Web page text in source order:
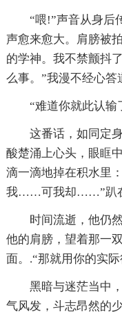
“喂!”声音从身后
声愈来愈大。肩膀被
的学神。我不禁颤抖
么事。”我漫不经心答
“难道你就此认输
这番话，如同定
酸楚涌上心头，眼眶
滴一滴地掉在积水里
我……可我却……”趴在
时间流逝，他仍
他的肩膀，望着那一
面。.“那就用你的实
黑暗与迷茫当中
气风发，斗志昂然的